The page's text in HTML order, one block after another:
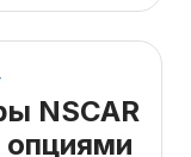
NSCAR
опциями